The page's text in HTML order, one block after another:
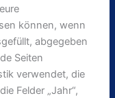
können, wenn
abgegeben
Seiten
verwendet, die
Felder „Jahr“,